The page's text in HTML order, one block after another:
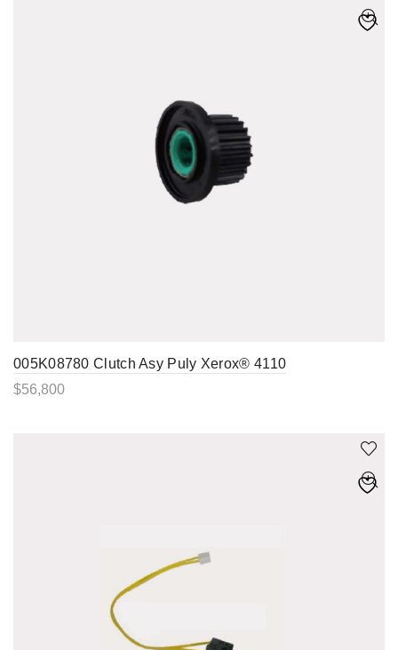
005K08780 Clutch Asy Puly Xerox® 4110
$56,800